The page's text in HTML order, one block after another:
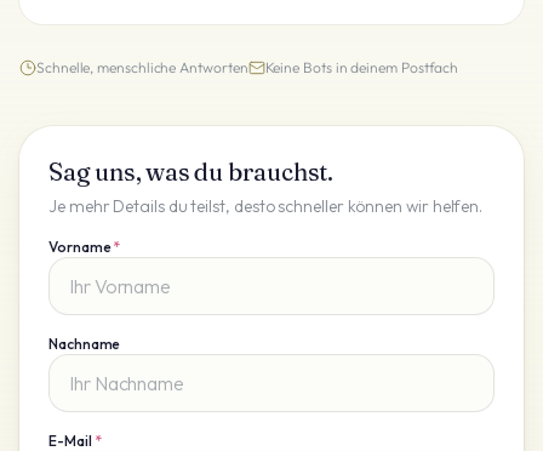
Schnelle, menschliche Antworten Keine Bots in deinem Postfach
Sag uns, was du brauchst.
Je mehr Details du teilst, desto schneller können wir helfen.
Vorname*
Nachname
E-Mail *